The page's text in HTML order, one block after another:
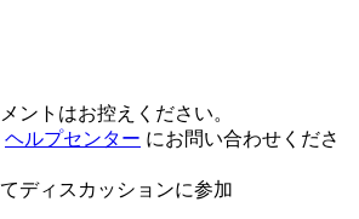
ントはお控えください。
ヘルプセンター にお問い合わせくださ
ディスカッションに参加